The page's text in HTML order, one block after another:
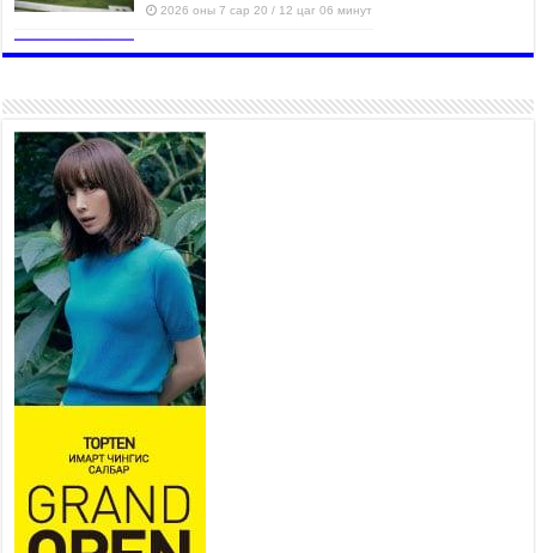
2026 оны 7 сар 20 / 12 цаг 06 минут
“Жил бүрийн өвөл, жил бүрийн ижил асуудал”
2026 оны 7 сар 20 / 11 цаг 16 минут
Б.Пүрэвдагва: Нийслэлд хийх бүх замыг ус
зайлуулах хоолойтой, явган хүний болон дугуйн
замтай байлгах стандарт мөрдөнө
2026 оны 7 сар 20 / 9 цаг 24 минут
Б.Пүрэвдагва: Хотын төвөөс Бэлх, Сэлх
чиглэлд явахад дугуйн замаар зорчих бүрэн
боломжтой боллоо
2026 оны 7 сар 20 / 9 цаг 20 минут
зайлуулах шугам хоолойн ажил 80 хувьтай
үргэлжилж байна
2026 оны 7 сар 20 / 9 цаг 14 минут
Усархаг аадар бороо орж байгаа тул аюулгүй
байдлаа хангаж, үер усны аюулаас